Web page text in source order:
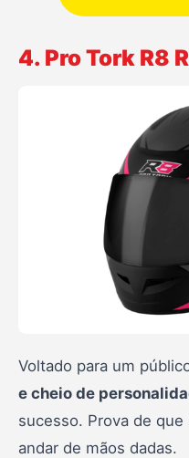
4. Pro Tork R8
Voltado para um
e cheio de
sucesso. Prova de
andar de mãos dadas.